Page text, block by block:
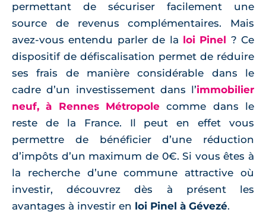
permettant de sécuriser facilement une
source de revenus complémentaires. Mais
avez-vous entendu parler de la loi Pinel ? Ce
dispositif de défiscalisation permet de réduire
ses frais de manière considérable dans le
cadre d’un investissement dans l’immobilier
neuf, à Rennes Métropole comme dans le
reste de la France. Il peut en effet vous
permettre de bénéficier d’une réduction
d’impôts d’un maximum de 0€. Si vous êtes à
la recherche d’une commune attractive où
investir, découvrez dès à présent les
avantages à investir en loi Pinel à Gévezé.